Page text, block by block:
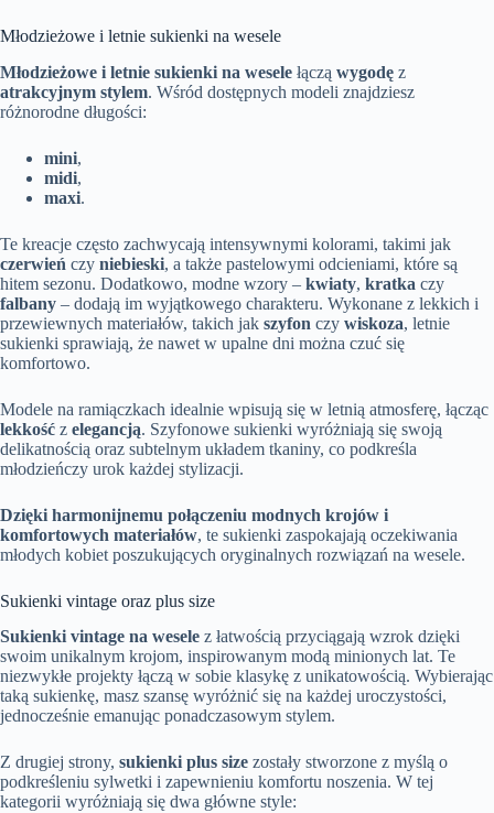
Młodzieżowe i letnie sukienki na wesele
Młodzieżowe i letnie sukienki na wesele łączą wygodę z
atrakcyjnym stylem. Wśród dostępnych modeli znajdziesz
różnorodne długości:
mini,
midi,
maxi.
Te kreacje często zachwycają intensywnymi kolorami, takimi jak
czerwień czy niebieski, a także pastelowymi odcieniami, które są
hitem sezonu. Dodatkowo, modne wzory – kwiaty, kratka czy
falbany – dodają im wyjątkowego charakteru. Wykonane z lekkich i
przewiewnych materiałów, takich jak szyfon czy wiskoza, letnie
sukienki sprawiają, że nawet w upalne dni można czuć się
komfortowo.
Modele na ramiączkach idealnie wpisują się w letnią atmosferę, łącząc
lekkość z elegancją. Szyfonowe sukienki wyróżniają się swoją
delikatnością oraz subtelnym układem tkaniny, co podkreśla
młodzieńczy urok każdej stylizacji.
Dzięki harmonijnemu połączeniu modnych krojów i
komfortowych materiałów, te sukienki zaspokajają oczekiwania
młodych kobiet poszukujących oryginalnych rozwiązań na wesele.
Sukienki vintage oraz plus size
Sukienki vintage na wesele z łatwością przyciągają wzrok dzięki
swoim unikalnym krojom, inspirowanym modą minionych lat. Te
niezwykłe projekty łączą w sobie klasykę z unikatowością. Wybierając
taką sukienkę, masz szansę wyróżnić się na każdej uroczystości,
jednocześnie emanując ponadczasowym stylem.
Z drugiej strony, sukienki plus size zostały stworzone z myślą o
podkreśleniu sylwetki i zapewnieniu komfortu noszenia. W tej
kategorii wyróżniają się dwa główne style: